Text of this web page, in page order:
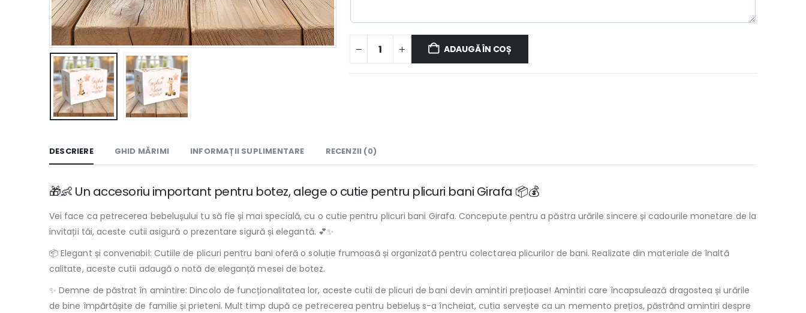
ADAUGĂ ÎN COȘ
DESCRIERE GHID MĂRIMI INFORMAȚII SUPLIMENTARE RECENZII (0)
🎁👶 Un accesoriu important pentru botez, alege o cutie pentru plicuri bani Girafa 📦💰
Vei face ca petrecerea bebelușului tu să fie și mai specială, cu o cutie pentru plicuri bani Girafa. Concepute pentru a păstra urările sincere și cadourile monetare de la
invitații tăi, aceste cutii asigură o prezentare sigură și elegantă. 💕✨
📦 Elegant și convenabil: Cutiile de plicuri pentru bani oferă o soluție frumoasă și organizată pentru colectarea plicurilor de bani. Realizate din materiale de înaltă
calitate, aceste cutii adaugă o notă de eleganță mesei de botez.
✨ Demne de păstrat în amintire: Dincolo de funcționalitatea lor, aceste cutii de plicuri de bani devin amintiri prețioase! Amintiri care încapsulează dragostea și urările
de bine împărtășite de familie și prieteni. Mult timp după ce petrecerea pentru bebeluș s-a încheiat, cutia servește ca un memento prețios, păstrând amintiri despre